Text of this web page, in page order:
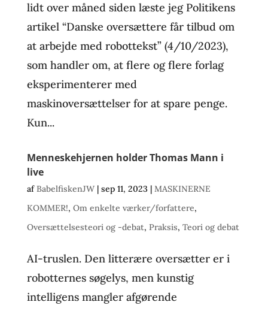
lidt over måned siden læste jeg Politikens
artikel “Danske oversættere får tilbud om
at arbejde med robottekst” (4/10/2023),
som handler om, at flere og flere forlag
eksperimenterer med
maskinoversættelser for at spare penge.
Kun...
Menneskehjernen holder Thomas Mann i
live
afBabelfiskenJW| sep 11, 2023| MASKINERNE
KOMMER!, Om enkelte værker/forfattere,
Oversættelsesteori og -debat, Praksis, Teori og debat
AI-truslen. Den litterære oversætter er i
robotternes søgelys, men kunstig
intelligens mangler afgørende